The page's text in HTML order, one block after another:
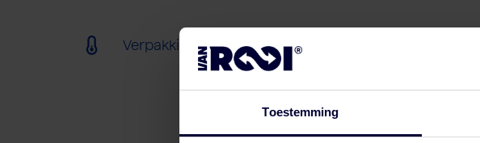
Toestemming
Verpakking (bevroren) (< 18ºC)